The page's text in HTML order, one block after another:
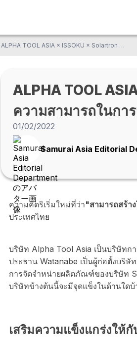
ALPHA TOOL ASIA × ISSOKU × Solartron Metrology พร้อมนำเสนอความสามารถในการวัดที่แม่นยำโดยใช้ไมโครมิเตอร์ไฟฟ้า
ALPHA TOOL
ความสามารถในกา
01/02/2022
Samurai Asia Editorial
ความคิดริเริ่มใหม่ที่ว่า"สามารถสร้า
ประเทศไทย
บริษัท Alpha Tool Asia เป็นบริษัทก
ประธาน Watanabe เป็นผู้ก่อตั้งบริ
การจัดจำหน่ายผลิตภัณฑ์ของบริษัท
บริษัทข้างต้นนี้จะมีจุดแข็งในด้านใดบ้
เสริมความแข็งแกร่งให้